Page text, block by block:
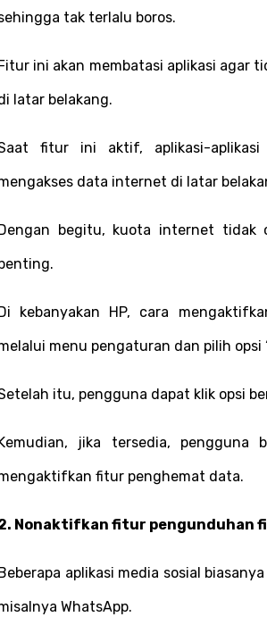
tak terlalu boros.
ini akan membatasi aplikasi agar
latar belakang.
fitur ini aktif, aplikasi-
data internet di latar
begitu, kuota internet tidak
kebanyakan HP, cara
menu pengaturan dan pilih opsi
itu, pengguna dapat klik opsi
jika tersedia, pengguna
fitur penghemat data.
Nonaktifkan fitur pengunduhan
aplikasi media sosial
WhatsApp.